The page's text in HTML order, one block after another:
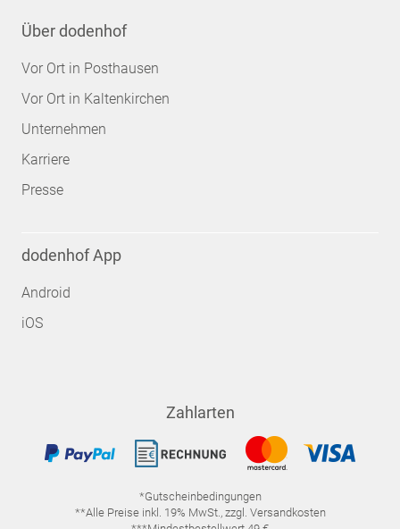
Über dodenhof
Vor Ort in Posthausen
Vor Ort in Kaltenkirchen
Unternehmen
Karriere
Presse
dodenhof App
Android
iOS
Zahlarten
*Gutscheinbedingungen
**Alle Preise inkl. 19% MwSt., zzgl. Versandkosten